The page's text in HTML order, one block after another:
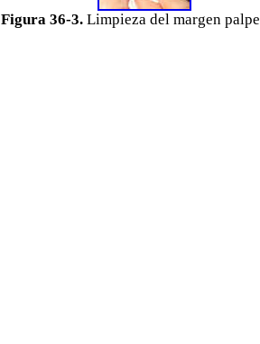
Figura 36-3. Limpieza del margen